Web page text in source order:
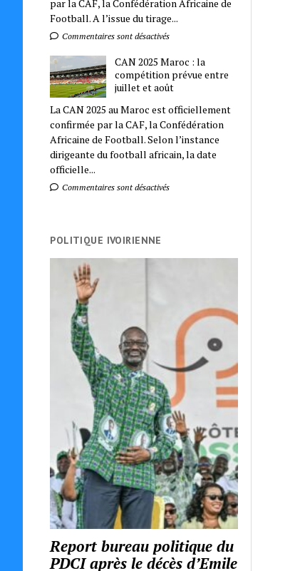
par la CAF, la Confédération Africaine de
Football. A l’issue du tirage...
Commentaires sont désactivés
CAN 2025 Maroc : la
compétition prévue entre
juillet et août
La CAN 2025 au Maroc est officiellement
confirmée par la CAF, la Confédération
Africaine de Football. Selon l’instance
dirigeante du football africain, la date
officielle...
Commentaires sont désactivés
POLITIQUE IVOIRIENNE
Report bureau politique du
PDCI après le décès d’Emile